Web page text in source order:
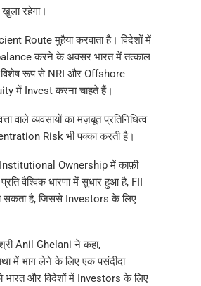
रहेगा।
Route मुहैया करवाता है। विदेशों में
करने के अवसर भारत में तत्काल
विशेष रूप से NRI और Offshore
में Invest करना चाहते हैं।
वाले व्यवसायों का मज़बूत प्रतिनिधित्व
Risk भी पक्का करती है।
Ownership में काफ़ी
वैश्विक धारणा में सुधार हुआ है, FII
सकता है, जिससे Investors के लिए
Anil Ghelani ने कहा,
में भाग लेने के लिए एक पसंदीदा
भारत और विदेशों में Investors के लिए